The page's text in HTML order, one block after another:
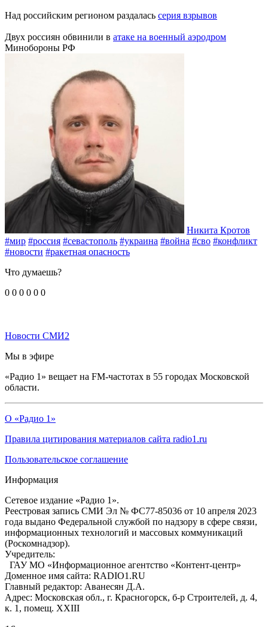
Над российским регионом раздалась серия взрывов
Двух россиян обвинили в атаке на военный аэродром
Минобороны РФ
Никита Кротов
#мир #россия #севастополь #украина #война #сво #конфликт
#новости #ракетная опасность
Что думаешь?
0 0 0 0 0 0
Новости СМИ2
Мы в эфире
«Радио 1» вещает на FM-частотах в 55 городах Московской
области.
О «Радио 1»
Правила цитирования материалов сайта radio1.ru
Пользовательское соглашение
Информация
Сетевое издание «Радио 1».
Реестровая запись СМИ Эл № ФС77-85036 от 10 апреля 2023
года выдано Федеральной службой по надзору в сфере связи,
информационных технологий и массовых коммуникаций
(Роскомнадзор).
Учредитель:
ГАУ МО «Информационное агентство «Контент-центр»
Доменное имя сайта: RADIO1.RU
Главный редактор: Аванесян Д.А.
Адрес: Московская обл., г. Красногорск, б-р Строителей, д. 4,
к. 1, помещ. XXIII